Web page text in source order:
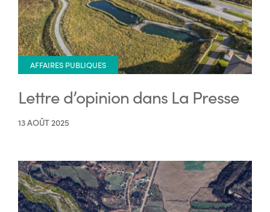
AFFAIRES PUBLIQUES
Lettre d’opinion dans La Presse
13 AOÛT 2025